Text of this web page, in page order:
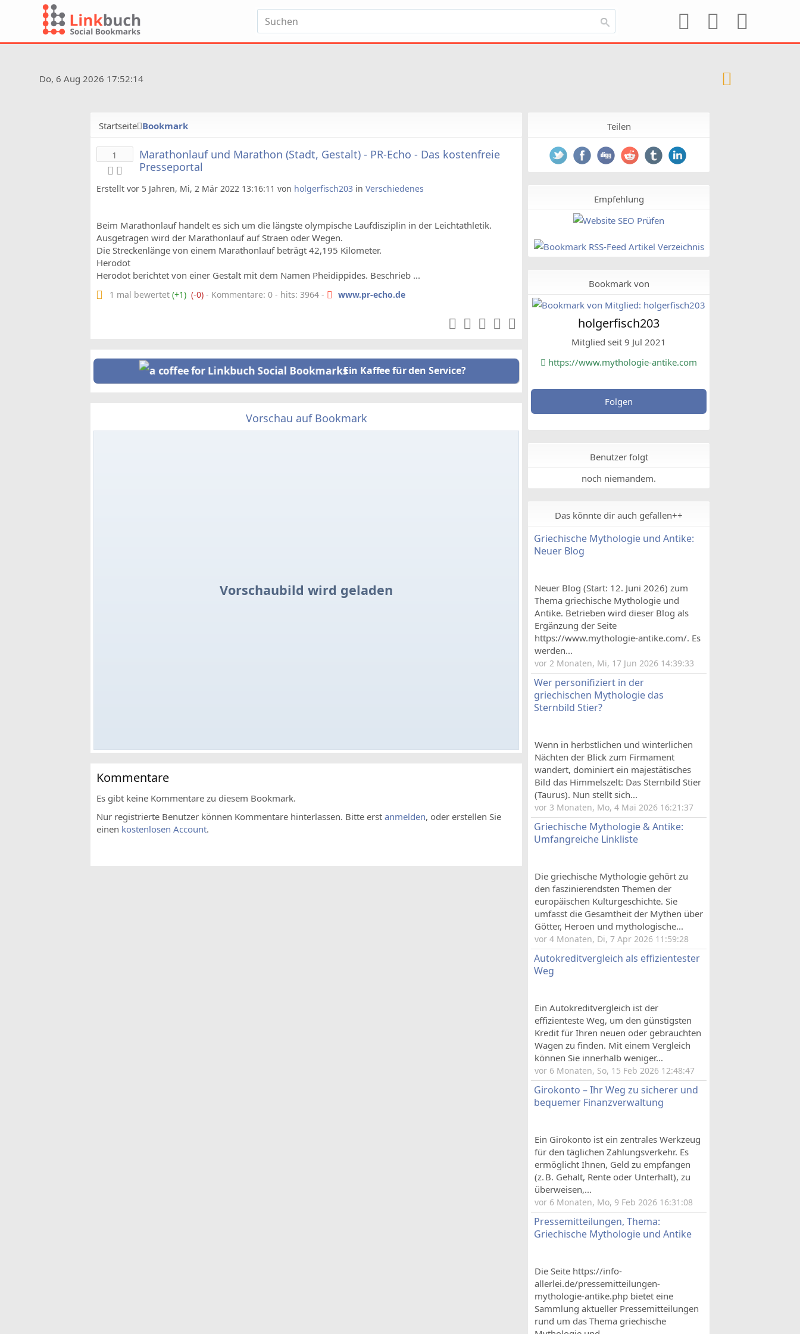
Do, 6 Aug 2026 17:52:14
Startseite Bookmark
1
Marathonlauf und Marathon (Stadt, Gestalt) - PR-Echo - Das kostenfreie
Presseportal
Erstellt vor 5 Jahren, Mi, 2 Mär 2022 13:16:11 von holgerfisch203 in Verschiedenes
Beim Marathonlauf handelt es sich um die längste olympische Laufdisziplin in der Leichtathletik.
Ausgetragen wird der Marathonlauf auf Straen oder Wegen.
Die Streckenlänge von einem Marathonlauf beträgt 42,195 Kilometer.
Herodot
Herodot berichtet von einer Gestalt mit dem Namen Pheidippides. Beschrieb ...
1 mal bewertet (+1) (-0) - Kommentare: 0 - hits: 3964 - www.pr-echo.de
Ein Kaffee für den Service?
Vorschau auf Bookmark
Vorschaubild wird geladen
Kommentare
Es gibt keine Kommentare zu diesem Bookmark.
Nur registrierte Benutzer können Kommentare hinterlassen. Bitte erst anmelden, oder erstellen Sie
einen kostenlosen Account.
Teilen
Empfehlung
Bookmark von
holgerfisch203
Mitglied seit 9 Jul 2021
https://www.mythologie-antike.com
Folgen
Benutzer folgt
noch niemandem.
Das könnte dir auch gefallen++
Griechische Mythologie und Antike:
Neuer Blog
Neuer Blog (Start: 12. Juni 2026) zum
Thema griechische Mythologie und
Antike. Betrieben wird dieser Blog als
Ergänzung der Seite
https://www.mythologie-antike.com/. Es
werden...
vor 2 Monaten, Mi, 17 Jun 2026 14:39:33
Wer personifiziert in der
griechischen Mythologie das
Sternbild Stier?
Wenn in herbstlichen und winterlichen
Nächten der Blick zum Firmament
wandert, dominiert ein majestätisches
Bild das Himmelszelt: Das Sternbild Stier
(Taurus). Nun stellt sich...
vor 3 Monaten, Mo, 4 Mai 2026 16:21:37
Griechische Mythologie & Antike:
Umfangreiche Linkliste
Die griechische Mythologie gehört zu
den faszinierendsten Themen der
europäischen Kulturgeschichte. Sie
umfasst die Gesamtheit der Mythen über
Götter, Heroen und mythologische...
vor 4 Monaten, Di, 7 Apr 2026 11:59:28
Autokreditvergleich als effizientester
Weg
Ein Autokreditvergleich ist der
effizienteste Weg, um den günstigsten
Kredit für Ihren neuen oder gebrauchten
Wagen zu finden. Mit einem Vergleich
können Sie innerhalb weniger...
vor 6 Monaten, So, 15 Feb 2026 12:48:47
Girokonto – Ihr Weg zu sicherer und
bequemer Finanzverwaltung
Ein Girokonto ist ein zentrales Werkzeug
für den täglichen Zahlungsverkehr. Es
ermöglicht Ihnen, Geld zu empfangen
(z. B. Gehalt, Rente oder Unterhalt), zu
überweisen,...
vor 6 Monaten, Mo, 9 Feb 2026 16:31:08
Pressemitteilungen, Thema:
Griechische Mythologie und Antike
Die Seite https://info-
allerlei.de/pressemitteilungen-
mythologie-antike.php bietet eine
Sammlung aktueller Pressemitteilungen
rund um das Thema griechische